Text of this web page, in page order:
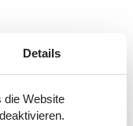
Details
die Website